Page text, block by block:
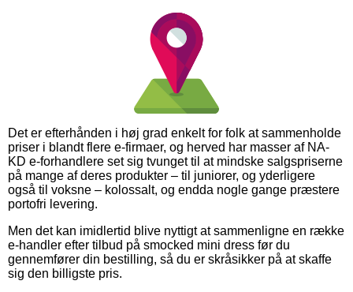
Det er efterhånden i høj grad enkelt for folk at sammenholde
priser i blandt flere e-firmaer, og herved har masser af NA-
KD e-forhandlere set sig tvunget til at mindske salgspriserne
på mange af deres produkter – til juniorer, og yderligere
også til voksne – kolossalt, og endda nogle gange præstere
portofri levering.
Men det kan imidlertid blive nyttigt at sammenligne en række
e-handler efter tilbud på smocked mini dress før du
gennemfører din bestilling, så du er skråsikker på at skaffe
sig den billigste pris.